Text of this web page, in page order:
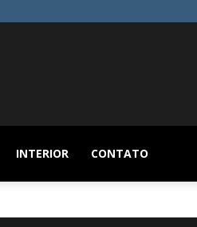
INTERIOR CONTATO